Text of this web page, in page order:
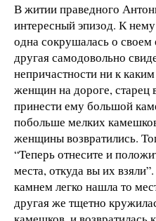
В житии праведного
интересный эпизод. К
одна сокрушалась о
другая самодовольно
непричастности ни к
женщин на дороге, старец
принести ему большой
побольше мелких
женщины возвратились.
“Теперь отнесите и
места, откуда вы их
камнем легко нашла то
другая же тщетно